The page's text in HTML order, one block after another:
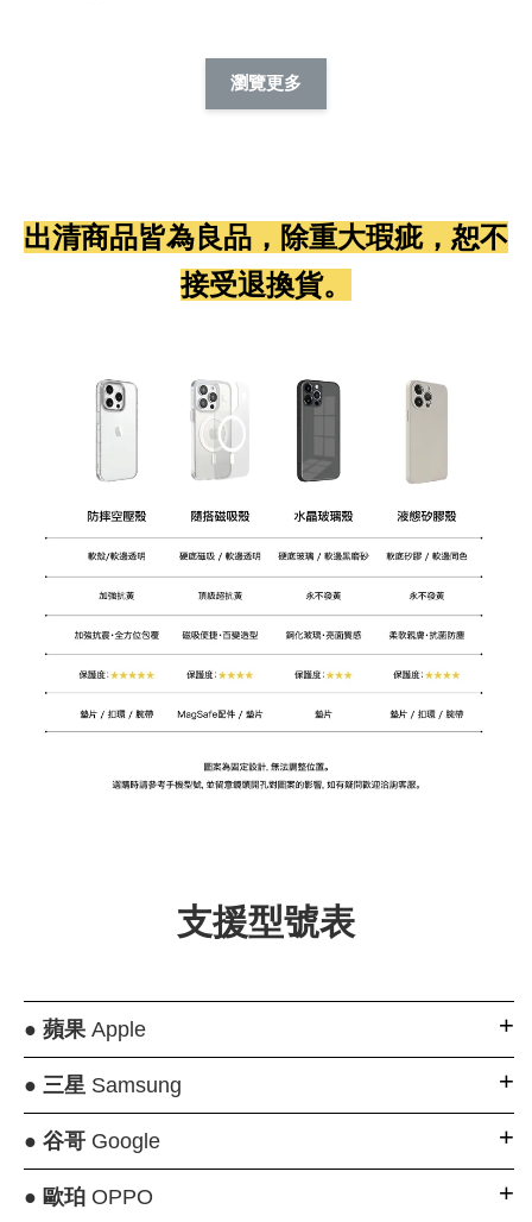
瀏覽更多
出清商品皆為良品，除重大瑕疵，恕不
接受退換貨。
支援型號表
● 蘋果Apple
● 三星Samsung
● 谷哥Google
● 歐珀OPPO